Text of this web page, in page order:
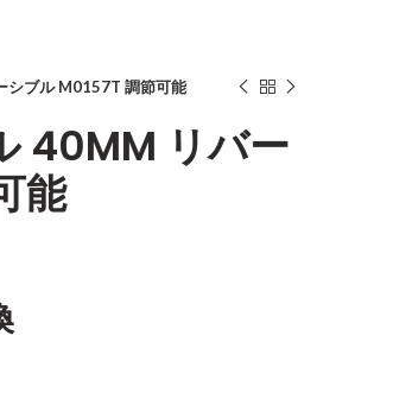
シブル M0157T 調節可能
40MM リバー
能